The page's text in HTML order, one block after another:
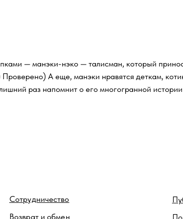
А еще, манэки нравятся деткам, котики
напомнит о его многогранной истории.
обработки